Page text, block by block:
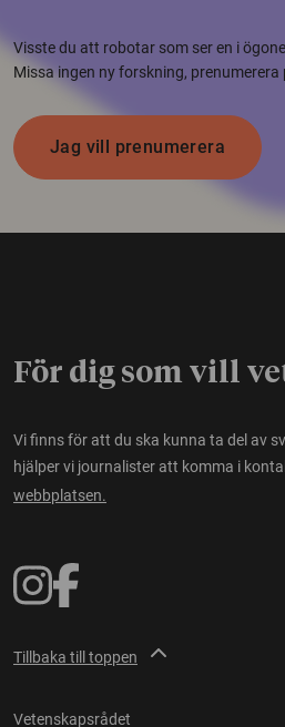
Visste du att robotar som ser en i
Missa ingen ny forskning,
Jag vill prenumerera
För dig som vill
Vi finns för att du ska kunna ta del av
hjälper vi journalister att komma i
webbplatsen.
Tillbaka till toppen
Vetenskapsrådet